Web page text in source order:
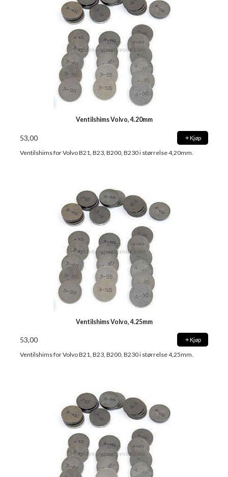
Ventilshims Volvo, 4.20mm
53,00 Kjøp
Ventilshims for Volvo B21, B23, B200, B230 i størrelse 4,20mm.
Ventilshims Volvo, 4.25mm
53,00 Kjøp
Ventilshims for Volvo B21, B23, B200, B230 i størrelse 4,25mm.